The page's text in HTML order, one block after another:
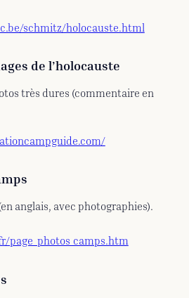
schmitz/holocauste.html
de l’holocauste
très dures (commentaire en
anglais, avec photographies).
page_photos_camps.htm